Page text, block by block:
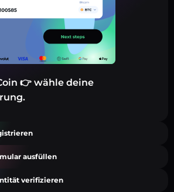
👉 wähle deine
ausfüllen
verifizieren